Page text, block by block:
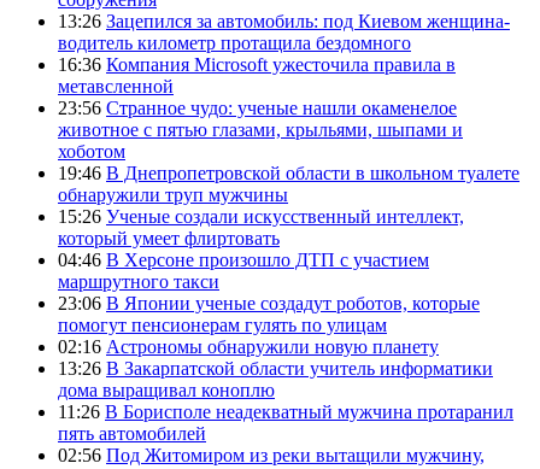
13:26 Зацепился за автомобиль: под Киевом женщина-
водитель километр протащила бездомного
16:36 Компания Microsoft ужесточила правила в
метавсленной
23:56 Странное чудо: ученые нашли окаменелое
животное с пятью глазами, крыльями, шыпами и
хоботом
19:46 В Днепропетровской области в школьном туалете
обнаружили труп мужчины
15:26 Ученые создали искусственный интеллект,
который умеет флиртовать
04:46 В Херсоне произошло ДТП с участием
маршрутного такси
23:06 В Японии ученые создадут роботов, которые
помогут пенсионерам гулять по улицам
02:16 Астрономы обнаружили новую планету
13:26 В Закарпатской области учитель информатики
дома выращивал коноплю
11:26 В Борисполе неадекватный мужчина протаранил
пять автомобилей
02:56 Под Житомиром из реки вытащили мужчину,